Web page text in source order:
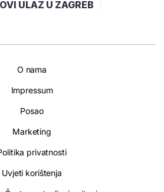
ULAZ U ZAGREB
O nama
Impressum
Posao
Marketing
privatnosti
Uvjeti korištenja